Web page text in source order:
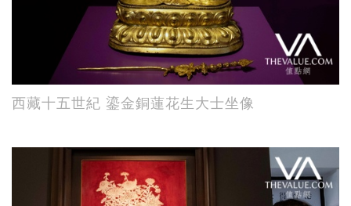
西藏十五世紀 鎏金銅蓮花生大士坐像